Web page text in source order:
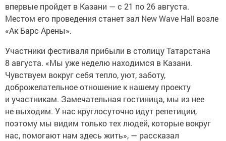
впервые пройдет в Казани — с 21 по 26 августа.
Местом его проведения станет зал New Wave Hall возле
«Ак Барс Арены».
Участники фестиваля прибыли в столицу Татарстана
8 августа. «Мы уже неделю находимся в Казани.
Чувствуем вокруг себя тепло, уют, заботу,
доброжелательное отношение к нашему проекту
и участникам. Замечательная гостиница, мы из нее
не выходим. У нас круглосуточно идут репетиции,
поэтому мы видим только тех людей, которые вокруг
нас, помогают нам здесь жить», — рассказал